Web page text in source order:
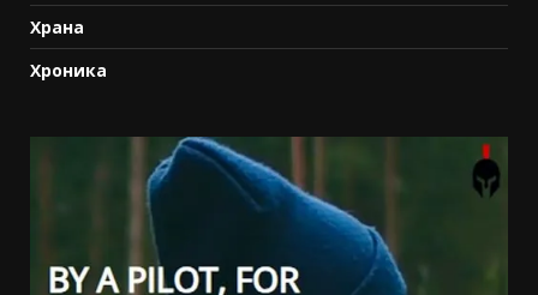
Храна
Хроника